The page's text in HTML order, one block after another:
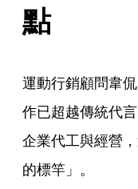
點
運動行銷顧問韋
作已超越傳統代
企業代工與經營
的標竿」。